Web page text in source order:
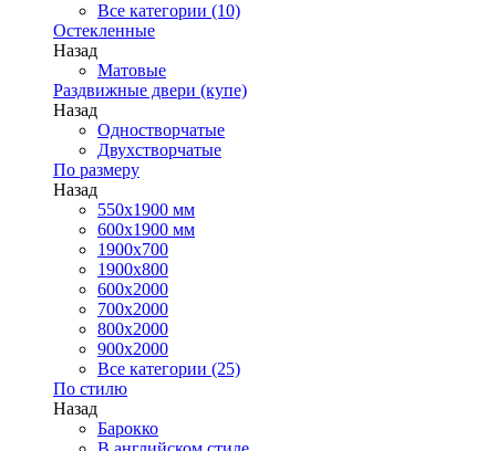
Все категории (10)
Остекленные
Назад
Матовые
Раздвижные двери (купе)
Назад
Одностворчатые
Двухстворчатые
По размеру
Назад
550x1900 мм
600x1900 мм
1900х700
1900х800
600x2000
700x2000
800x2000
900x2000
Все категории (25)
По стилю
Назад
Барокко